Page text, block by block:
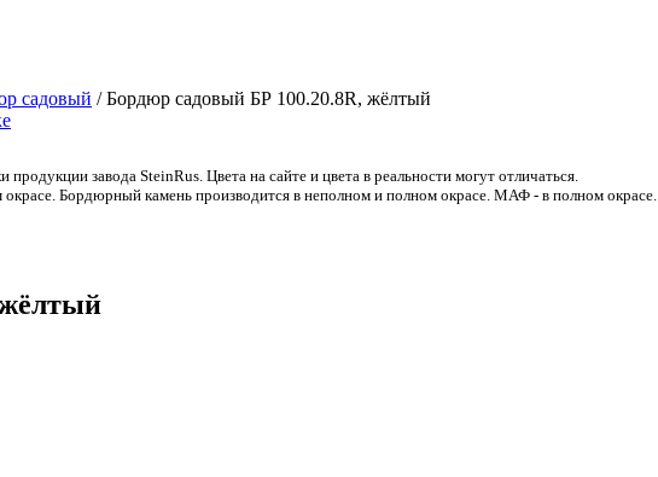
садовый /Бордюр садовый БР 100.20.8R, жёлтый
заводa SteinRus. Цвета на сайте и цвета в реальности могут отличаться.
Бордюрный камень производится в неполном и полном окрасе. МАФ - в полном окрасе.